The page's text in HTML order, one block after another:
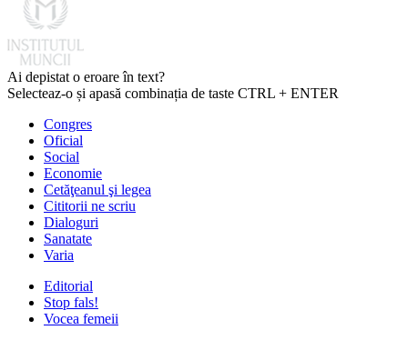
Ai depistat o eroare în text?
Selecteaz-o și apasă combinația de taste CTRL + ENTER
Congres
Oficial
Social
Economie
Cetăţeanul şi legea
Cititorii ne scriu
Dialoguri
Sanatate
Varia
Editorial
Stop fals!
Vocea femeii